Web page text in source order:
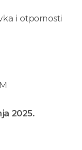
i otpornosti
2025.